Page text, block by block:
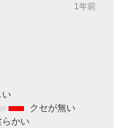
1年前
い
クセが無い
らかい